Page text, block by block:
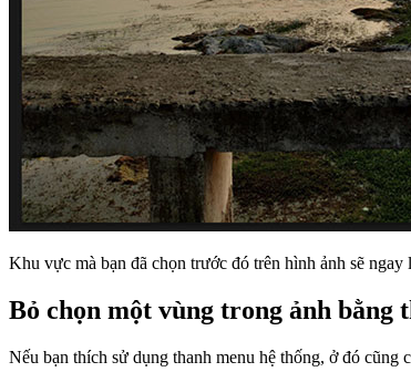
Khu vực mà bạn đã chọn trước đó trên hình ảnh sẽ
Bỏ chọn một vùng trong ảnh bằng
Nếu bạn thích sử dụng thanh menu hệ thống, ở đó cũng
Trước tiên, hãy tìm một vùng đã chọn trong hình ảnh.